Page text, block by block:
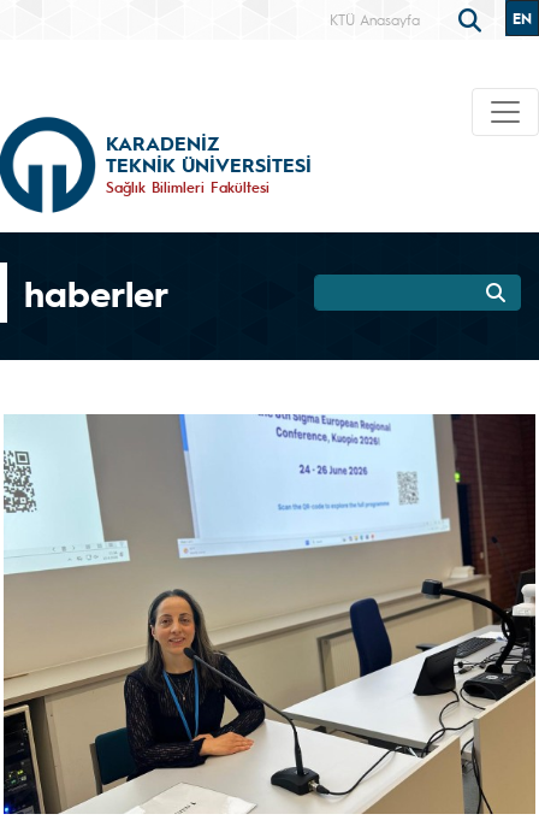
KTÜ Anasayfa EN
KARADENİZ
TEKNİK ÜNİVERSİTESİ
Sağlık Bilimleri Fakültesi
haberler